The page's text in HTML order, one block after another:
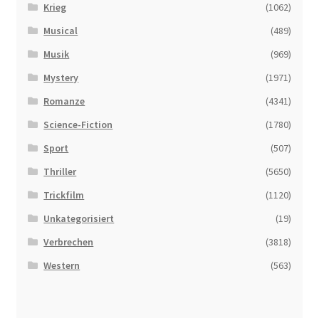
Krieg
(1062)
Musical
(489)
Musik
(969)
Mystery
(1971)
Romanze
(4341)
Science-Fiction
(1780)
Sport
(507)
Thriller
(5650)
Trickfilm
(1120)
Unkategorisiert
(19)
Verbrechen
(3818)
Western
(563)